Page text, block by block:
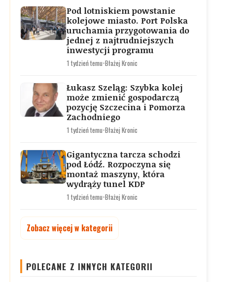
Pod lotniskiem powstanie
kolejowe miasto. Port Polska
uruchamia przygotowania do
jednej z najtrudniejszych
inwestycji programu
1 tydzień temu•Błażej Kronic
Łukasz Szeląg: Szybka kolej
może zmienić gospodarczą
pozycję Szczecina i Pomorza
Zachodniego
1 tydzień temu•Błażej Kronic
Gigantyczna tarcza schodzi
pod Łódź. Rozpoczyna się
montaż maszyny, która
wydrąży tunel KDP
1 tydzień temu•Błażej Kronic
Zobacz więcej w kategorii
POLECANE Z INNYCH KATEGORII